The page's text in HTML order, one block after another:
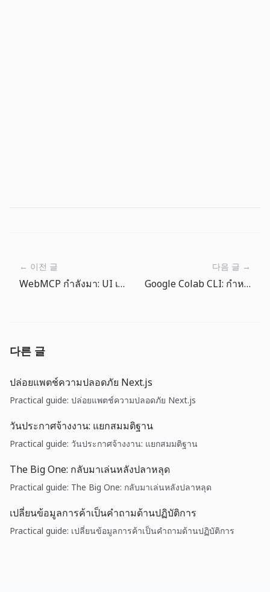
← 이전 글
WebMCP กำลังมา: UI เว็บต้องมีสัญญาสำหรับเอเจนต์
다음 글 →
Google Colab CLI: กำหนดกติกาก่อนให้เอเจนต์ใช้ GPU
다른 글
ปล่อยแพตช์ความปลอดภัย Next.js
Practical guide: ปล่อยแพตช์ความปลอดภัย Next.js
วันประกาศจ้างงาน: แยกสมมติฐาน
Practical guide: วันประกาศจ้างงาน: แยกสมมติฐาน
The Big One: กลับมาเล่นหลังปลาหลุด
Practical guide: The Big One: กลับมาเล่นหลังปลาหลุด
เปลี่ยนข้อมูลการค้าเป็นคำถามด้านปฏิบัติการ
Practical guide: เปลี่ยนข้อมูลการค้าเป็นคำถามด้านปฏิบัติการ